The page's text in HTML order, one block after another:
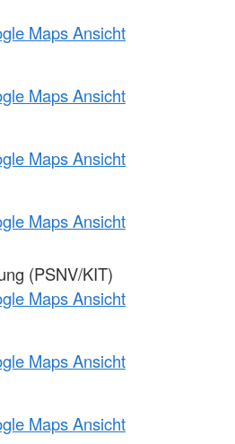
Maps Ansicht
Maps Ansicht
Maps Ansicht
Maps Ansicht
(PSNV/KIT)
Maps Ansicht
Maps Ansicht
Maps Ansicht